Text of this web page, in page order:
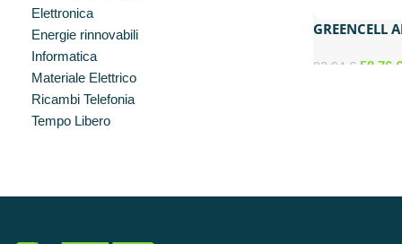
Elettronica
Energie rinnovabili
Informatica
Materiale Elettrico
Ricambi Telefonia
Tempo Libero
GREENCELL
83,94 € 58,76 €